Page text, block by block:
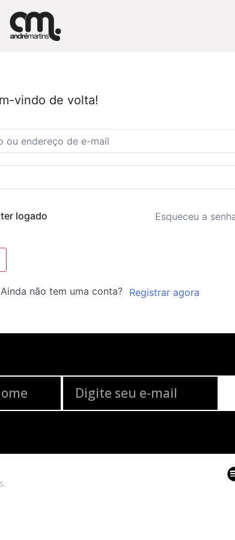
vindo de volta!
logado Esqueceu a
Ainda não tem uma conta? Registrar agora